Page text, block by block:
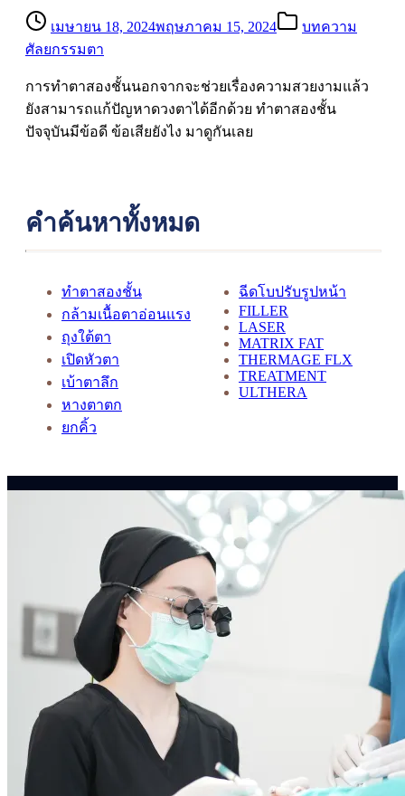
เมษายน 18, 2024พฤษภาคม 15, 2024
บทความ
ศัลยกรรมตา
การทำตาสองชั้นนอกจากจะช่วยเรื่องความสวยงามแล้ว
ยังสามารถแก้ปัญหาดวงตาได้อีกด้วย ทำตาสองชั้น
ปัจจุบันมีข้อดี ข้อเสียยังไง มาดูกันเลย
คำค้นหาทั้งหมด
ทำตาสองชั้น
กล้ามเนื้อตาอ่อนแรง
ถุงใต้ตา
เปิดหัวตา
เบ้าตาลึก
หางตาตก
ยกคิ้ว
ฉีดโบปรับรูปหน้า
FILLER
LASER
MATRIX FAT
THERMAGE FLX
TREATMENT
ULTHERA